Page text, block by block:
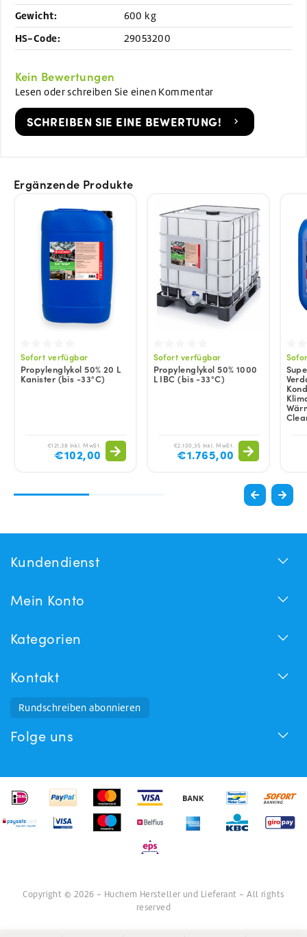
Gewicht: 600 kg
HS-Code: 29053200
Kein Bewertungen
Lesen oder schreiben Sie einen Kommentar
SCHREIBEN SIE EINE BEWERTUNG!
Ergänzende Produkte
Sofort verfügbar
Propylenglykol 50% 20 L
Kanister (bis -33°C)
€121,38 Inkl. MwSt.
€102,00
Sofort verfügbar
Propylenglykol 50% 1000
L IBC (bis -33°C)
€2.100,35 Inkl. MwSt.
€1.765,00
Kundendienst
Mein Konto
Kategorien
Kontakt
Rundschreiben abonnieren
Folge uns
Copyright © 2026 - Huchem Hersteller und Lieferant - All rights
reserved